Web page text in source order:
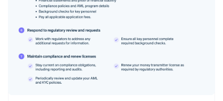
English
爱沙尼亚
奥地利
DeutschEnglish
澳大利亚
English
巴西
Português English